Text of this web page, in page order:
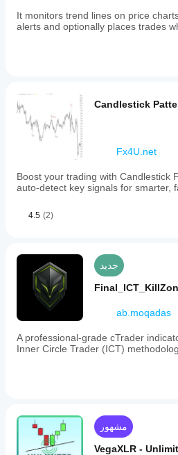
It monitors trend lines on price
alerts and optionally places trades
Candlestick
Fx4U.net
Boost your trading with Candlestick
auto-detect key signals for smarter,
4.5 (2)
جديد
ab.moqadas
A professional-grade cTrader
Inner Circle Trader (ICT)
مشهور
VegaXLR -